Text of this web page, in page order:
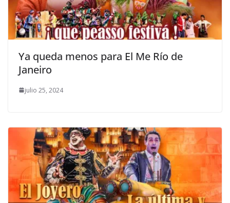
Ya queda menos para El Me Río de
Janeiro
julio 25, 2024